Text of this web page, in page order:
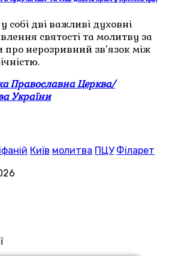
собі дві важливі духовні
святості та молитву за
нерозривний зв’язок між
Православна Церква/
України
Київ молитва ПЦУ Філарет